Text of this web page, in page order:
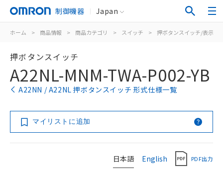
制御機器 Japan
ホーム > 商品情報 > 商品カテゴリ > スイッチ > 押ボタンスイッチ/表示灯
押ボタンスイッチ
A22NL-MNM-TWA-P002-YB
A22NN / A22NL 押ボタンスイッチ 形式仕様一覧
マイリストに追加
日本語 English PDF出力